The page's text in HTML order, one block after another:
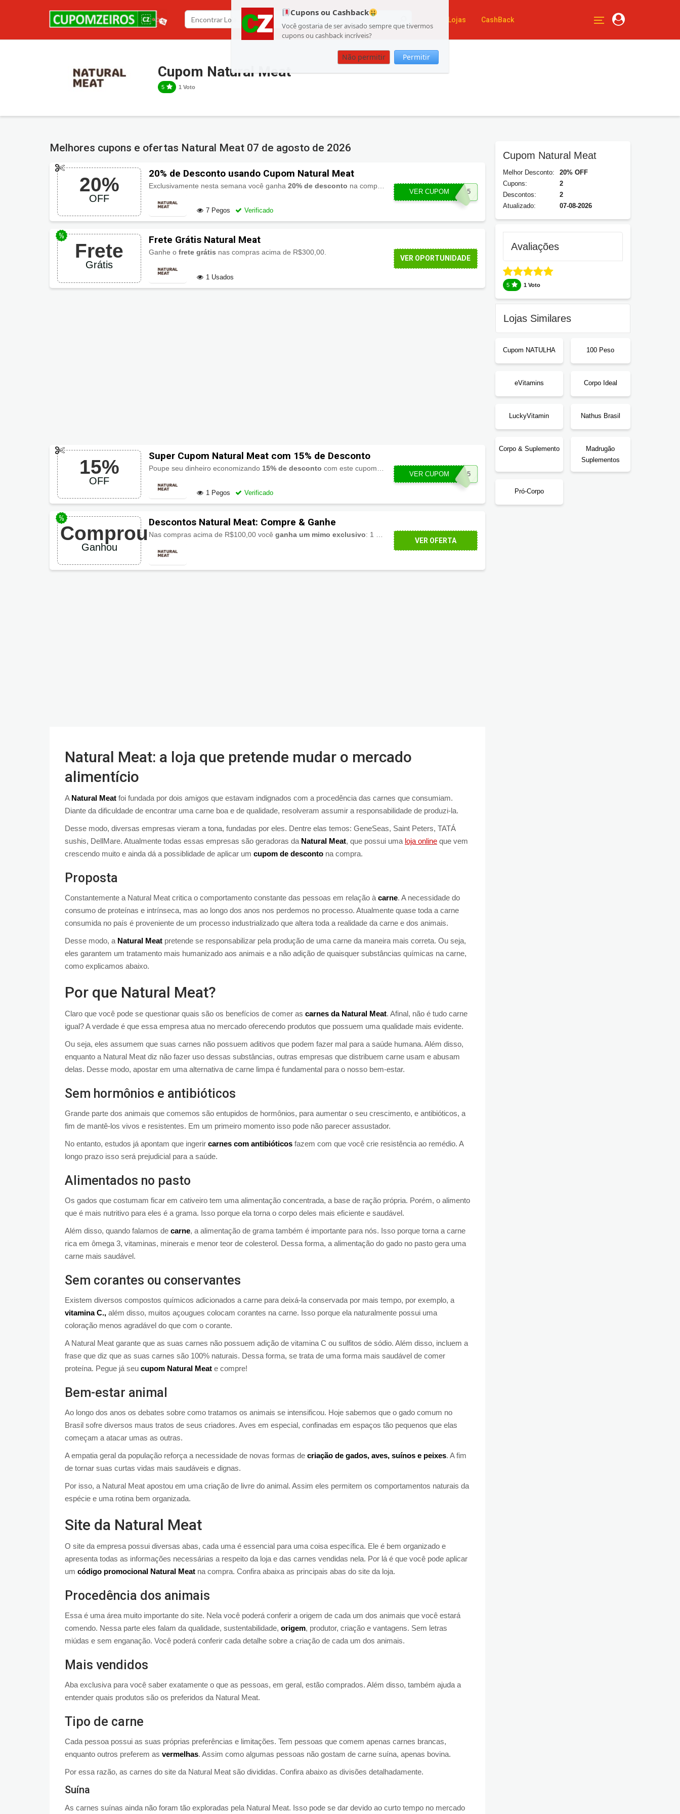
Cupons ou Cashback
Você gostaria de ser avisado sempre que tivermos
cupons ou cashback incríveis?
Não permitir Permitir
Lojas CashBack
Cupom Natural Meat
5 1 Voto
Melhores cupons e ofertas Natural Meat 07 de agosto de 2026
20%
OFF
20% de Desconto usando Cupom Natural Meat
Exclusivamente nesta semana você ganha20% de desconto na compra do Filé de Salmão.
7 Pegos Verificado
VER CUPOM
PROMOABR5
Frete
Grátis
Frete Grátis Natural Meat
Ganhe ofrete grátis nas compras acima de R$300,00.
1 Usados
VER OPORTUNIDADE
15%
OFF
Super Cupom Natural Meat com 15% de Desconto
Poupe seu dinheiro economizando 15% de desconto com este cupom primeira compra Natural Meat.
1 Pegos Verificado
VER CUPOM
PRIMEIRA15
Comprou
Ganhou
Descontos Natural Meat: Compre & Ganhe
Nas compras acima de R$100,00 vocêganha um mimo exclusivo: 1 Pacote de Coxa de Frango Orgânico da Natural Meat.
VER OFERTA
Natural Meat: a loja que pretende mudar o mercado
alimentício
A Natural Meat foi fundada por dois amigos que estavam indignados com a procedência das carnes que consumiam.
Diante da dificuldade de encontrar uma carne boa e de qualidade, resolveram assumir a responsabilidade de produzi-la.
Desse modo, diversas empresas vieram a tona, fundadas por eles. Dentre elas temos: GeneSeas, Saint Peters, TATÁ
sushis, DellMare. Atualmente todas essas empresas são geradoras da Natural Meat, que possui uma loja online que vem
crescendo muito e ainda dá a possiblidade de aplicar um cupom de desconto na compra.
Proposta
Constantemente a Natural Meat critica o comportamento constante das pessoas em relação à carne. A necessidade do
consumo de proteínas e intrínseca, mas ao longo dos anos nos perdemos no processo. Atualmente quase toda a carne
consumida no país é proveniente de um processo industrializado que altera toda a realidade da carne e dos animais.
Desse modo, a Natural Meat pretende se responsabilizar pela produção de uma carne da maneira mais correta. Ou seja,
eles garantem um tratamento mais humanizado aos animais e a não adição de quaisquer substâncias químicas na carne,
como explicamos abaixo.
Por que Natural Meat?
Claro que você pode se questionar quais são os benefícios de comer as carnes da Natural Meat. Afinal, não é tudo carne
igual? A verdade é que essa empresa atua no mercado oferecendo produtos que possuem uma qualidade mais evidente.
Ou seja, eles assumem que suas carnes não possuem aditivos que podem fazer mal para a saúde humana. Além disso,
enquanto a Natural Meat diz não fazer uso dessas substâncias, outras empresas que distribuem carne usam e abusam
delas. Desse modo, apostar em uma alternativa de carne limpa é fundamental para o nosso bem-estar.
Sem hormônios e antibióticos
Grande parte dos animais que comemos são entupidos de hormônios, para aumentar o seu crescimento, e antibióticos, a
fim de mantê-los vivos e resistentes. Em um primeiro momento isso pode não parecer assustador.
No entanto, estudos já apontam que ingerir carnes com antibióticos fazem com que você crie resistência ao remédio. A
longo prazo isso será prejudicial para a saúde.
Alimentados no pasto
Os gados que costumam ficar em cativeiro tem uma alimentação concentrada, a base de ração própria. Porém, o alimento
que é mais nutritivo para eles é a grama. Isso porque ela torna o corpo deles mais eficiente e saudável.
Além disso, quando falamos de carne, a alimentação de grama também é importante para nós. Isso porque torna a carne
rica em ômega 3, vitaminas, minerais e menor teor de colesterol. Dessa forma, a alimentação do gado no pasto gera uma
carne mais saudável.
Sem corantes ou conservantes
Existem diversos compostos químicos adicionados a carne para deixá-la conservada por mais tempo, por exemplo, a
vitamina C., além disso, muitos açougues colocam corantes na carne. Isso porque ela naturalmente possui uma
coloração menos agradável do que com o corante.
A Natural Meat garante que as suas carnes não possuem adição de vitamina C ou sulfitos de sódio. Além disso, incluem a
frase que diz que as suas carnes são 100% naturais. Dessa forma, se trata de uma forma mais saudável de comer
proteína. Pegue já seu cupom Natural Meat e compre!
Bem-estar animal
Ao longo dos anos os debates sobre como tratamos os animais se intensificou. Hoje sabemos que o gado comum no
Brasil sofre diversos maus tratos de seus criadores. Aves em especial, confinadas em espaços tão pequenos que elas
começam a atacar umas as outras.
A empatia geral da população reforça a necessidade de novas formas de criação de gados, aves, suínos e peixes. A fim
de tornar suas curtas vidas mais saudáveis e dignas.
Por isso, a Natural Meat apostou em uma criação de livre do animal. Assim eles permitem os comportamentos naturais da
espécie e uma rotina bem organizada.
Site da Natural Meat
O site da empresa possui diversas abas, cada uma é essencial para uma coisa específica. Ele é bem organizado e
apresenta todas as informações necessárias a respeito da loja e das carnes vendidas nela. Por lá é que você pode aplicar
um código promocional Natural Meat na compra. Confira abaixa as principais abas do site da loja.
Procedência dos animais
Essa é uma área muito importante do site. Nela você poderá conferir a origem de cada um dos animais que você estará
comendo. Nessa parte eles falam da qualidade, sustentabilidade, origem, produtor, criação e vantagens. Sem letras
miúdas e sem enganação. Você poderá conferir cada detalhe sobre a criação de cada um dos animais.
Mais vendidos
Aba exclusiva para você saber exatamente o que as pessoas, em geral, estão comprados. Além disso, também ajuda a
entender quais produtos são os preferidos da Natural Meat.
Tipo de carne
Cada pessoa possui as suas próprias preferências e limitações. Tem pessoas que comem apenas carnes brancas,
enquanto outros preferem as vermelhas. Assim como algumas pessoas não gostam de carne suína, apenas bovina.
Por essa razão, as carnes do site da Natural Meat são divididas. Confira abaixo as divisões detalhadamente.
Suína
As carnes suínas ainda não foram tão exploradas pela Natural Meat. Isso pode se dar devido ao curto tempo no mercado
Cupom Natural Meat
Melhor Desconto:
20% OFF
Cupons:
2
Descontos:
2
Atualizado:
07-08-2026
Avaliações
5 1 Voto
Lojas Similares
Cupom NATULHA 100 Peso
eVitamins Corpo Ideal
LuckyVitamin Nathus Brasil
Corpo & Suplemento
Madrugão
Suplementos
Pró-Corpo